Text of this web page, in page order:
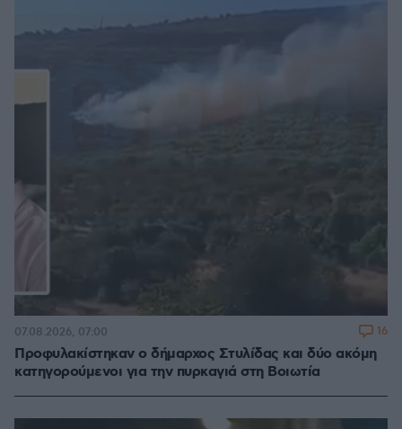
Προφυλακίστηκαν ο δήμαρχος Στυλίδας και δύο ακόμη
κατηγορούμενοι για την πυρκαγιά στη Βοιωτία
07.08.2026, 07:00 16